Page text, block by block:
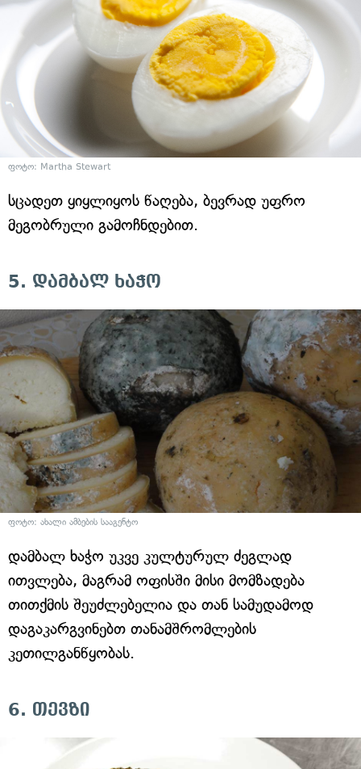
ფოტო: Martha Stewart
სცადეთ ყიყლიყოს წაღება, ბევრად უფრო
მეგობრული გამოჩნდებით.
5. დამბალ ხაჭო
ფოტო: ახალი ამბების სააგენტო
დამბალ ხაჭო უკვე კულტურულ ძეგლად
ითვლება, მაგრამ ოფისში მისი მომზადება
თითქმის შეუძლებელია და თან სამუდამოდ
დაგაკარგვინებთ თანამშრომლების
კეთილგანწყობას.
6. თევზი